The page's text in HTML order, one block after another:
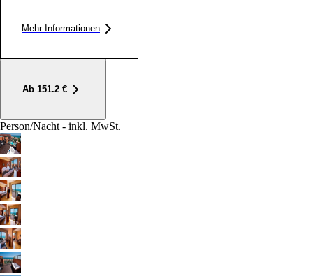
Mehr Informationen
Ab 151.2 €
Person/Nacht - inkl. MwSt.